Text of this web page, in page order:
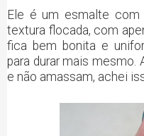
Ele é um esmalte com
textura flocada, com
fica bem bonita e
para durar mais mesmo.
e não amassam, achei